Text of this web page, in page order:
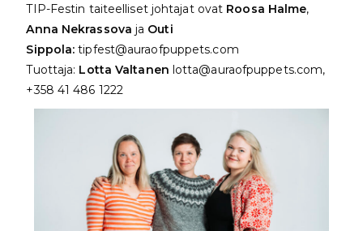
TIP-Festin taiteelliset johtajat ovat Roosa Halme,
Anna Nekrassova ja Outi
Sippola: tipfest@auraofpuppets.com
Tuottaja: Lotta Valtanen lotta@auraofpuppets.com,
+358 41 486 1222